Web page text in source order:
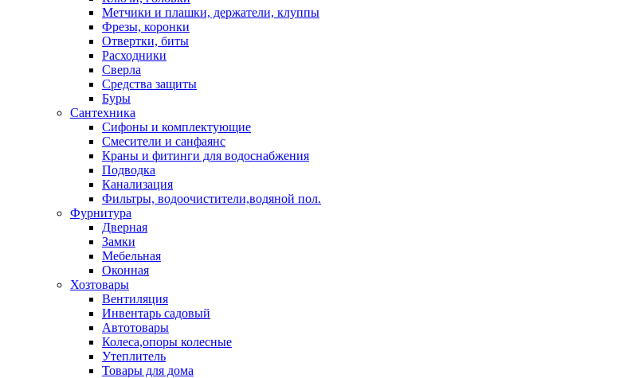
Метчики и плашки, держатели, клуппы
Фрезы, коронки
Отвертки, биты
Расходники
Сверла
Средства защиты
Буры
Сантехника
Сифоны и комплектующие
Смесители и санфаянс
Краны и фитинги для водоснабжения
Подводка
Канализация
Фильтры, водоочистители,водяной пол.
Фурнитура
Дверная
Замки
Мебельная
Оконная
Хозтовары
Вентиляция
Инвентарь садовый
Автотовары
Колеса,опоры колесные
Утеплитель
Товары для дома